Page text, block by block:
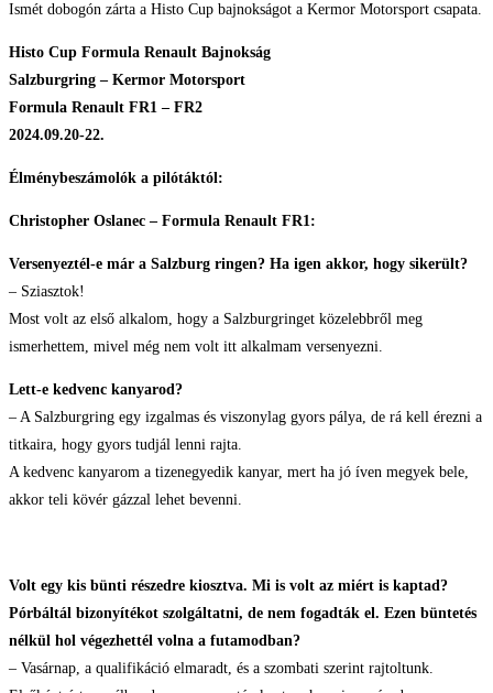
Ismét dobogón zárta a Histo Cup bajnokságot a Kermor Motorsport csapata.
Histo Cup Formula Renault Bajnokság
Salzburgring – Kermor Motorsport
Formula Renault FR1 – FR2
2024.09.20-22.
Élménybeszámolók a pilótáktól:
Christopher Oslanec – Formula Renault FR1:
Versenyeztél-e már a Salzburg ringen? Ha igen akkor, hogy sikerült?
– Sziasztok!
Most volt az első alkalom, hogy a Salzburgringet közelebbről meg
ismerhettem, mivel még nem volt itt alkalmam versenyezni.
Lett-e kedvenc kanyarod?
– A Salzburgring egy izgalmas és viszonylag gyors pálya, de rá kell érezni a
titkaira, hogy gyors tudjál lenni rajta.
A kedvenc kanyarom a tizenegyedik kanyar, mert ha jó íven megyek bele,
akkor teli kövér gázzal lehet bevenni.
Volt egy kis bünti részedre kiosztva. Mi is volt az miért is kaptad?
Pórbáltál bizonyítékot szolgáltatni, de nem fogadták el. Ezen büntetés
nélkül hol végezhettél volna a futamodban?
– Vasárnap, a qualifikáció elmaradt, és a szombati szerint rajtoltunk.